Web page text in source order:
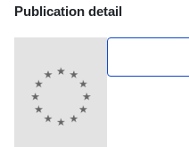
Publication Detail
Publication detail